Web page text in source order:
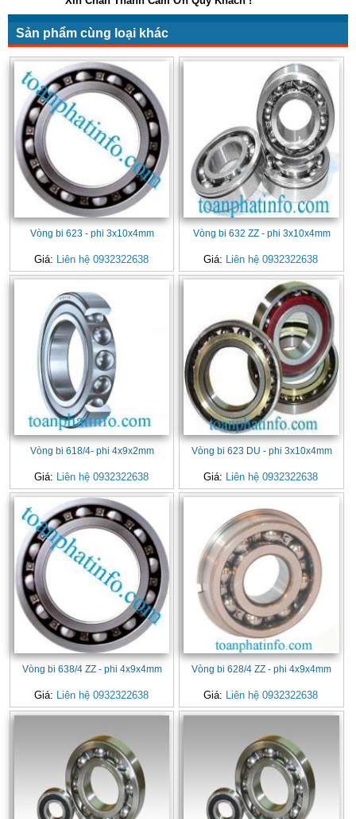
Sản phẩm cùng loại khác
Vòng bi 623 - phi 3x10x4mm
Giá: Liên hệ 0932322638
Vòng bi 632 ZZ - phi 3x10x4mm
Giá: Liên hệ 0932322638
Vòng bi 618/4- phi 4x9x2mm
Giá: Liên hệ 0932322638
Vòng bi 623 DU - phi 3x10x4mm
Giá: Liên hệ 0932322638
Vòng bi 638/4 ZZ - phi 4x9x4mm
Giá: Liên hệ 0932322638
Vòng bi 628/4 ZZ - phi 4x9x4mm
Giá: Liên hệ 0932322638